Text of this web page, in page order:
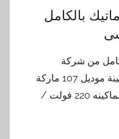
بالكامل
من شركة
المهندس منسى مواصفات الماكينة موديل 107 ماركة
مهندس منسـى القوة الكهربائية للماكينه 220 فولت /